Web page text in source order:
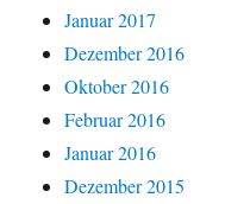
Januar 2017
Dezember 2016
Oktober 2016
Februar 2016
Januar 2016
Dezember 2015